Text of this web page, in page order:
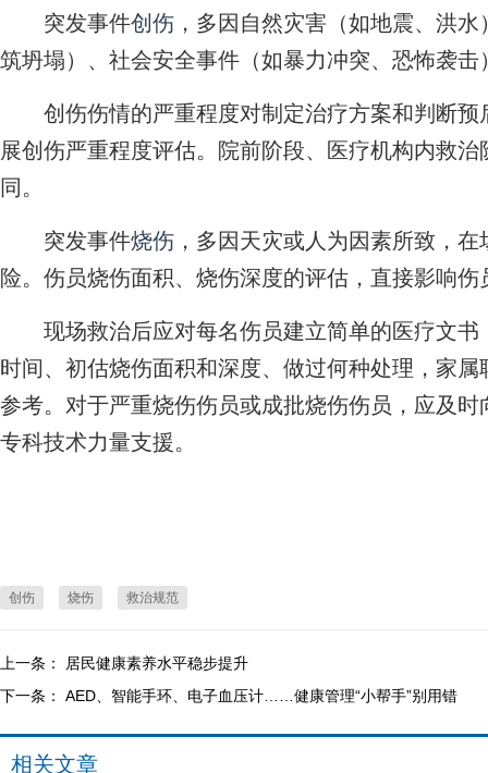
突发事件创伤 ，多因自然灾害（如地震、洪
筑坍塌）、社会安全事件（如暴力冲突、恐怖袭击
创伤伤情的严重程度对制定治疗方案和判断预
展创伤严重程度评估。院前阶段、医疗机构内救
同。
突发事件烧伤 ，多因天灾或人为因素所致，
险。伤员烧伤面积、烧伤深度的评估，直接影响
现场救治后应对每名伤员建立简单的医疗文书
时间、初估烧伤面积和深度、做过何种处理，家
参考。对于严重烧伤伤员或成批烧伤伤员，应及
专科技术力量支援。
创伤 烧伤 救治规范
上一条：
居民健康素养水平稳步提升
下一条： AED、智能手环、电子血压计……健康管理“小帮手”别用错
相关文章